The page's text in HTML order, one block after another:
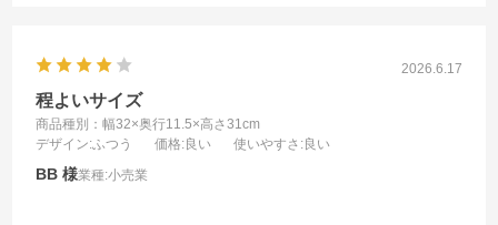
2026.6.17
程よいサイズ
商品種別：幅32×奥行11.5×高さ31cm
デザイン:ふつう 価格:良い 使いやすさ :良い
BB 業種:小売業